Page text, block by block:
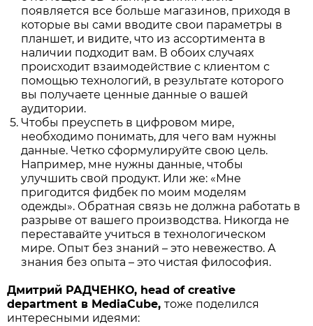
появляется все больше магазинов, приходя в
которые вы сами вводите свои параметры в
планшет, и видите, что из ассортимента в
наличии подходит вам. В обоих случаях
происходит взаимодействие с клиентом с
помощью технологий, в результате которого
вы получаете ценные данные о вашей
аудитории.
Чтобы преуспеть в цифровом мире,
необходимо понимать, для чего вам нужны
данные. Четко сформулируйте свою цель.
Например, мне нужны данные, чтобы
улучшить свой продукт. Или же: «Мне
пригодится фидбек по моим моделям
одежды». Обратная связь не должна работать в
разрыве от вашего производства. Никогда не
переставайте учиться в технологическом
мире. Опыт без знаний – это невежество. А
знания без опыта – это чистая философия.
Дмитрий РАДЧЕНКО, head of creative
department в MediaCube,тоже поделился
интересными идеями: